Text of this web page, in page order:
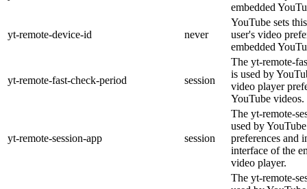
embedded
yt-remote-device-id never
YouTube sets
user's video
embedded
yt-remote-fast-check-period session
The yt-remote-
is used by
video player
YouTube videos.
yt-remote-session-app session
The yt-remote-
used by
preferences and
interface of the
video player.
The yt-remote-